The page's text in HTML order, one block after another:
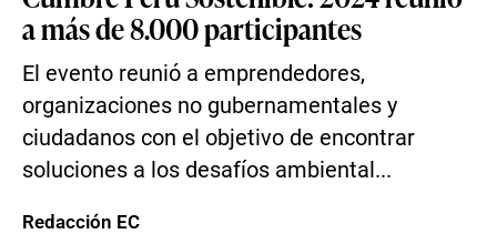
a más de 8.000 participantes
El evento reunió a emprendedores,
organizaciones no gubernamentales y
ciudadanos con el objetivo de encontrar
soluciones a los desafíos ambiental...
Redacción EC